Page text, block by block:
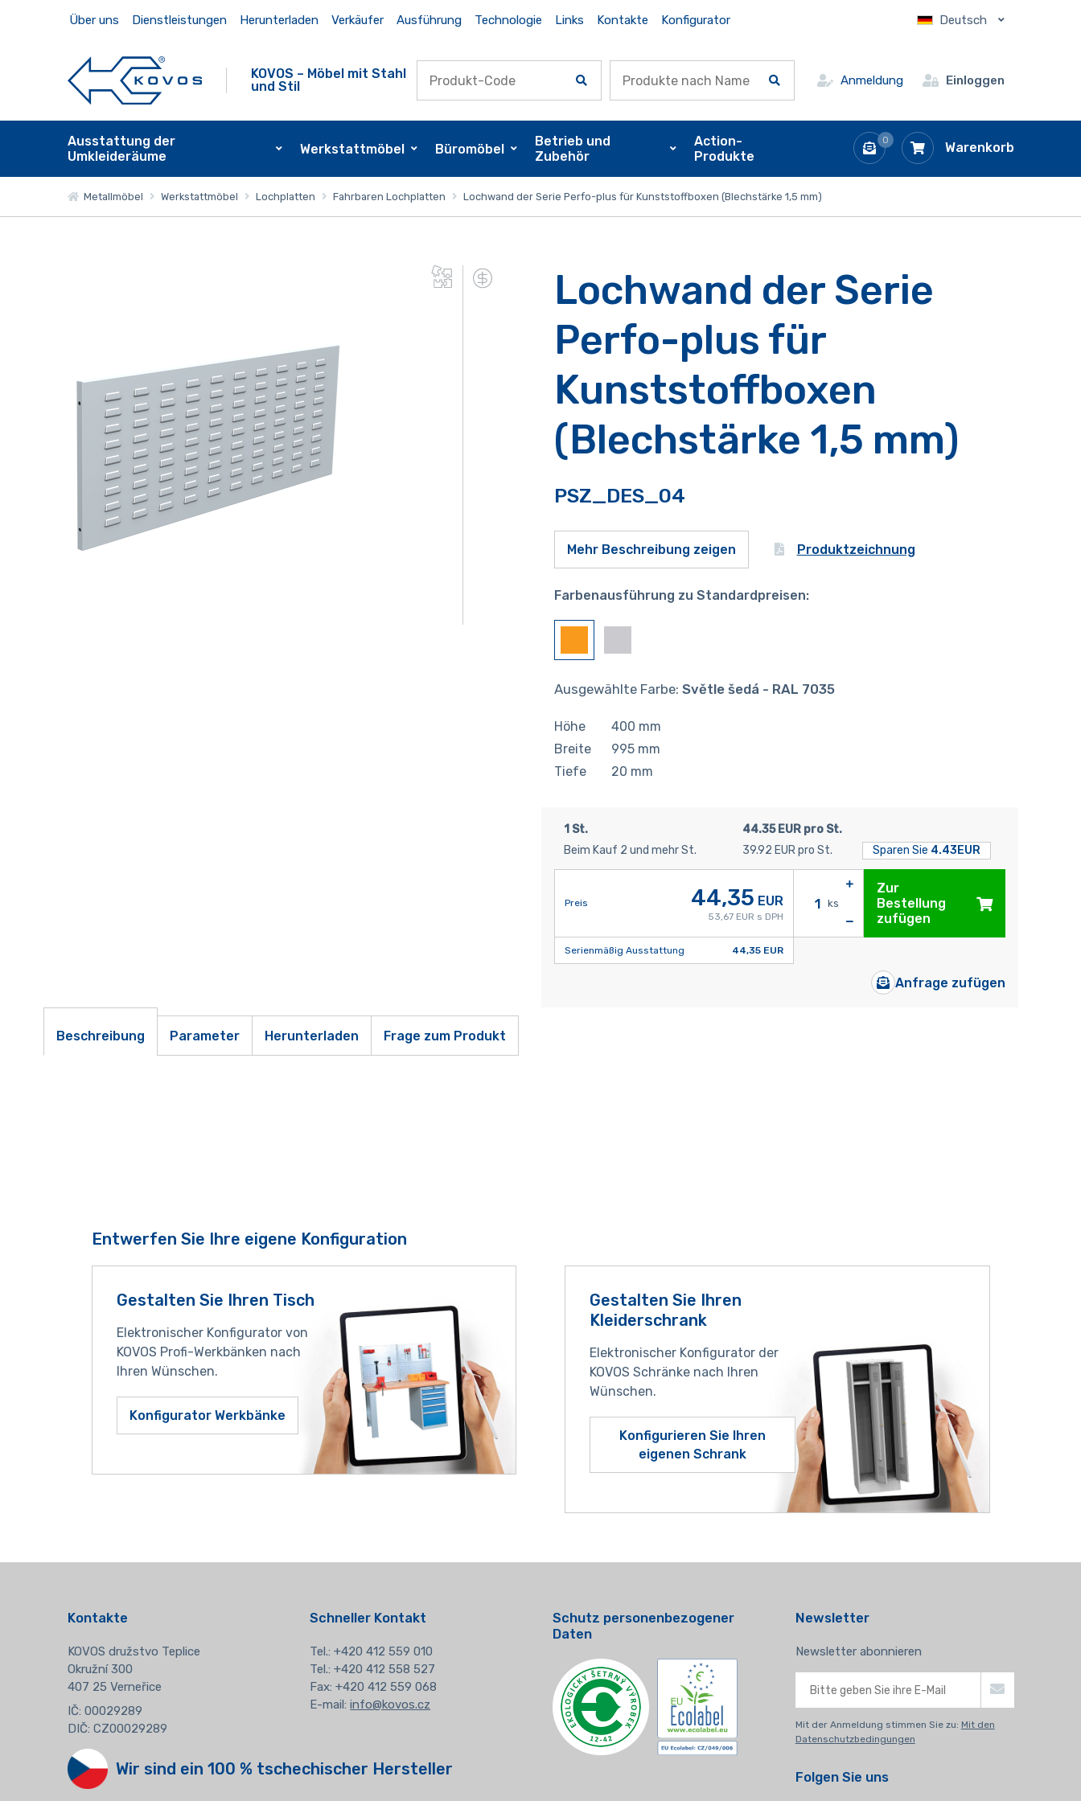
Über uns Dienstleistungen Herunterladen Verkäufer Ausführung Technologie Links Kontakte Konfigurator Deutsch
KOVOS – Möbel mit Stahl
und Stil
Anmeldung Einloggen
0 Warenkorb
Ausstattung der
Umkleideräume
Werkstattmöbel Büromöbel
Betrieb und
Zubehör
Action-
Produkte
Metallmöbel Werkstattmöbel Lochplatten Fahrbaren Lochplatten Lochwand der Serie Perfo-plus für Kunststoffboxen (Blechstärke 1,5 mm)
Lochwand der Serie
Perfo-plus für
Kunststoffboxen
(Blechstärke 1,5 mm)
PSZ_DES_04
Mehr Beschreibung zeigen Produktzeichnung
Farbenausführung zu Standardpreisen:
Ausgewählte Farbe: Světle šedá - RAL 7035
Höhe 400 mm
Breite
995mm
Tiefe
20 mm
1 St.
44.35 EUR pro St.
Beim Kauf 2 und mehr St.
39.92 EUR pro St. Sparen Sie 4.43EUR
Preis 44,35 EUR
53,67 EUR s DPH
Serienmäßig Ausstattung 44,35 EUR
ks
Zur
Bestellung
zufügen
Anfrage zufügen
Beschreibung Parameter Herunterladen Frage zum Produkt
Entwerfen Sie Ihre eigene Konfiguration
Gestalten Sie Ihren Tisch
Elektronischer Konfigurator von
KOVOS Profi-Werkbänken nach
Ihren Wünschen.
Konfigurator Werkbänke
Gestalten Sie Ihren
Kleiderschrank
Elektronischer Konfigurator der
KOVOS Schränke nach Ihren
Wünschen.
Konfigurieren Sie Ihren
eigenen Schrank
Kontakte
KOVOS družstvo Teplice
Okružní 300
407 25 Verneřice
IČ: 00029289
DIČ: CZ00029289
Schneller Kontakt
Tel.:+420 412 559 010
Tel.: +420 412 558 527
Fax: +420 412 559 068
E-mail:info@kovos.cz
Wir sind ein 100 % tschechischer Hersteller
Schutz personenbezogener
Daten
Newsletter
Newsletter abonnieren
Mit der Anmeldung stimmen Sie zu: Mit den
Datenschutzbedingungen
Folgen Sie uns